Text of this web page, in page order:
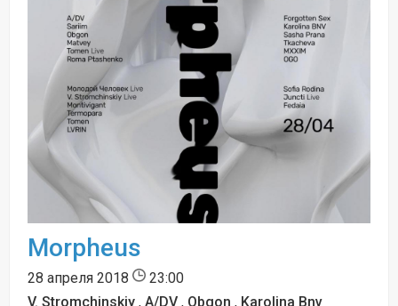
Morpheus
28 апреля 2018
23:00
V. Stromchinskiy , A/DV , Obgon , Karolina Bnv